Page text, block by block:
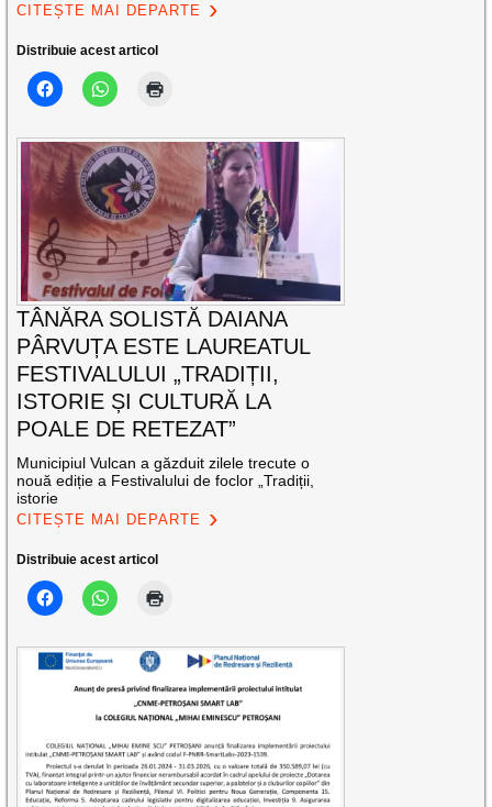
CITEȘTE MAI DEPARTE
Distribuie acest articol
TÂNĂRA SOLISTĂ DAIANA
PÂRVUȚA ESTE LAUREATUL
FESTIVALULUI „TRADIȚII,
ISTORIE ȘI CULTURĂ LA
POALE DE RETEZAT”
Municipiul Vulcan a găzduit zilele trecute o
nouă ediție a Festivalului de foclor „Tradiții,
istorie
CITEȘTE MAI DEPARTE
Distribuie acest articol